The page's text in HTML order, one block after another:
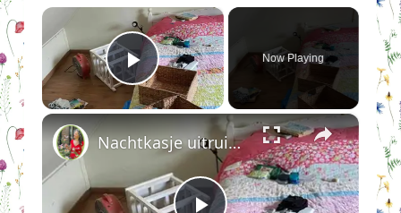
×
Play Video
Now Playing
×
Nachtkasje uitruimen en schoonmaken